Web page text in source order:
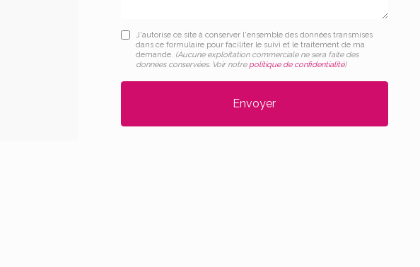
J'autorise ce site à conserver l'ensemble des données transmises
dans ce formulaire pour faciliter le suivi et le traitement de ma
demande. (Aucune exploitation commerciale ne sera faite des
données conservées. Voir notre politique de confidentialité)